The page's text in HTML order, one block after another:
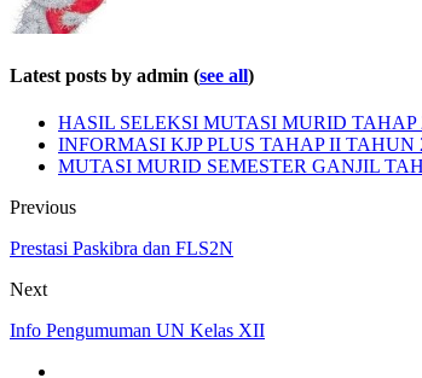
Latest posts by admin (see all)
HASIL SELEKSI MUTASI MURID TAHAP
INFORMASI KJP PLUS TAHAP II TAHUN
MUTASI MURID SEMESTER GANJIL
Previous
Prestasi Paskibra dan FLS2N
Next
Info Pengumuman UN Kelas XII